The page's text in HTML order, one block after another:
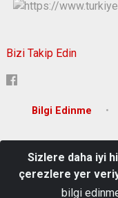
Bizi Takip Edin
Bilgi Edinme
Sizlere daha iyi
çerezlere yer
bilgi